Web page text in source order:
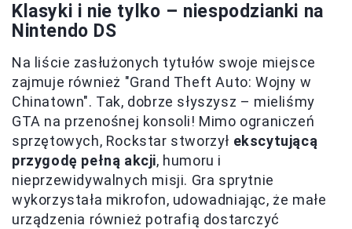
Klasyki i nie tylko – niespodzianki na
Nintendo DS
Na liście zasłużonych tytułów swoje miejsce
zajmuje również "Grand Theft Auto: Wojny w
Chinatown". Tak, dobrze słyszysz – mieliśmy
GTA na przenośnej konsoli! Mimo ograniczeń
sprzętowych, Rockstar stworzył ekscytującą
przygodę pełną akcji, humoru i
nieprzewidywalnych misji. Gra sprytnie
wykorzystała mikrofon, udowadniając, że małe
urządzenia również potrafią dostarczyć